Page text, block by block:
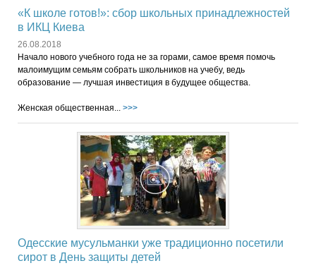
«К школе готов!»: сбор школьных принадлежностей
в ИКЦ Киева
26.08.2018
Начало нового учебного года не за горами, самое время помочь
малоимущим семьям собрать школьников на учебу, ведь
образование — лучшая инвестиция в будущее общества.
Женская общественная... >>>
Одесские мусульманки уже традиционно посетили
сирот в День защиты детей